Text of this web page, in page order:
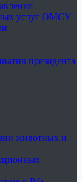
услуг ОМСУ
президента
животных и